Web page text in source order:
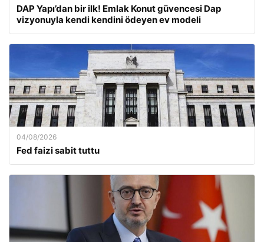
DAP Yapı’dan bir ilk! Emlak Konut güvencesi Dap
vizyonuyla kendi kendini ödeyen ev modeli
04/08/2026
Fed faizi sabit tuttu